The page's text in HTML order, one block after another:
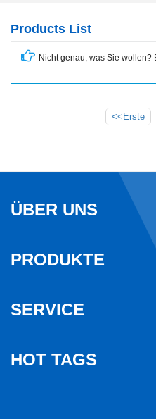
Products List
Nicht genau, was Sie wollen?
<<Erste
ÜBER UNS
PRODUKTE
SERVICE
HOT TAGS